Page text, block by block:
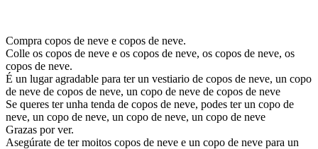
Compra copos de neve e copos de neve.
Colle os copos de neve e os copos de neve, os copos de neve, os
copos de neve.
É un lugar agradable para ter un vestiario de copos de neve, un copo
de neve de copos de neve, un copo de neve de copos de neve
Se queres ter unha tenda de copos de neve, podes ter un copo de
neve, un copo de neve, un copo de neve, un copo de neve
Grazas por ver.
Asegúrate de ter moitos copos de neve e un copo de neve para un